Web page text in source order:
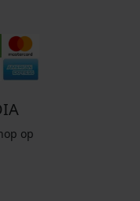
op